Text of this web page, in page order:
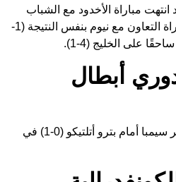
مباراة الأخدود مع الشباب
بالتعادل (1-1)، كما انتهت مباراة التعاون مع نيوم بنفس النتيجة (1-
أبطال
في دوري أبطال أفريقيا، خسر سيمبا أمام بترو أتلتيكو (0-1) في